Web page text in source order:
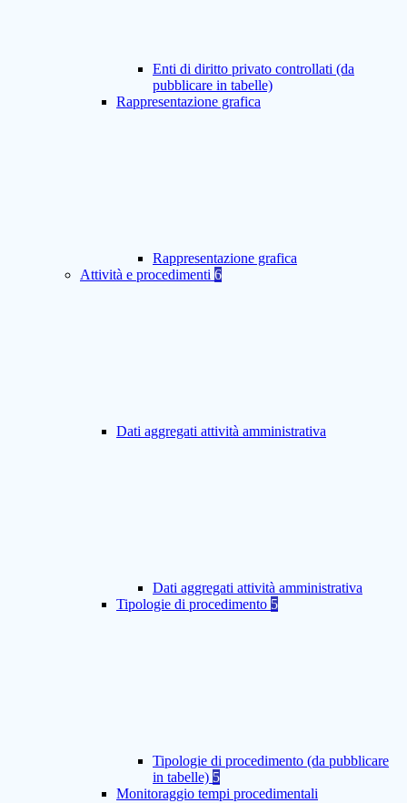
Enti di diritto privato controllati (da
pubblicare in tabelle)
Rappresentazione grafica
Rappresentazione grafica
Attività e procedimenti 6
Dati aggregati attività amministrativa
Dati aggregati attività amministrativa
Tipologie di procedimento 5
Tipologie di procedimento (da pubblicare
in tabelle) 5
Monitoraggio tempi procedimentali